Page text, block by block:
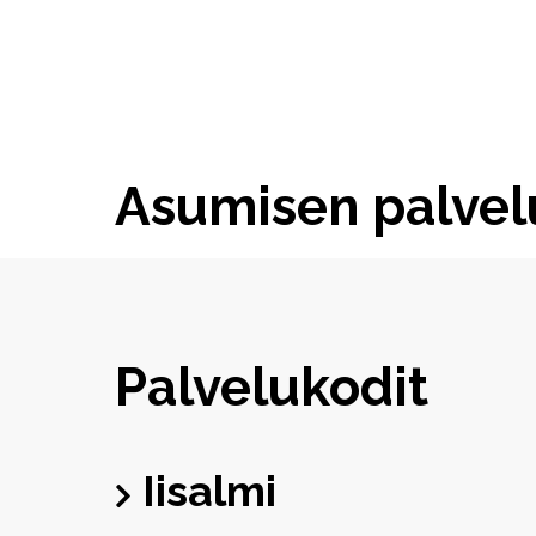
Asumisen
Palvelukodit
Iisalmi